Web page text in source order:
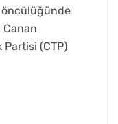
öncülüğünde
Canan
(CTP)